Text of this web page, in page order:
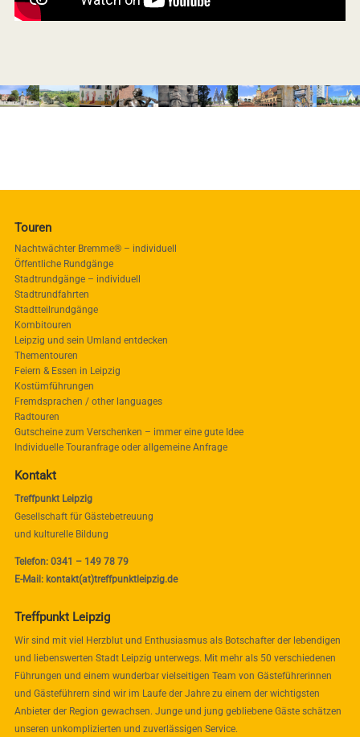
Touren
Nachtwächter Bremme® – individuell
Öffentliche Rundgänge
Stadtrundgänge – individuell
Stadtrundfahrten
Stadtteilrundgänge
Kombitouren
Leipzig und sein Umland entdecken
Thementouren
Feiern & Essen in Leipzig
Kostümführungen
Fremdsprachen / other languages
Radtouren
Gutscheine zum Verschenken – immer eine gute Idee
Individuelle Touranfrage oder allgemeine Anfrage
Kontakt
Treffpunkt Leipzig
Gesellschaft für Gästebetreuung
und kulturelle Bildung
Telefon: 0341 – 149 78 79
E-Mail: kontakt(at)treffpunktleipzig.de
Treffpunkt Leipzig
Wir sind mit viel Herzblut und Enthusiasmus als Botschafter der lebendigen
und liebenswerten Stadt Leipzig unterwegs. Mit mehr als 50 verschiedenen
Führungen und einem wunderbar vielseitigen Team von Gästeführerinnen
und Gästeführern sind wir im Laufe der Jahre zu einem der wichtigsten
Anbieter der Region gewachsen. Junge und jung gebliebene Gäste schätzen
unseren unkomplizierten und zuverlässigen Service.